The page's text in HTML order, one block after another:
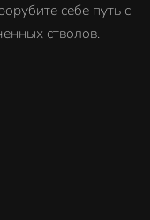
себе путь с
стволов.